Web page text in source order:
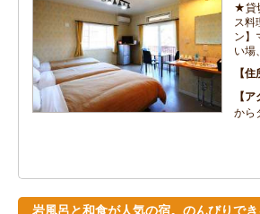
★貸
ス料
ン】
い場
住
ア
から
岩風呂と和食が人気の宿。のんびりで